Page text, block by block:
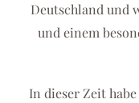
Deutschland und
und einem
In dieser Zeit